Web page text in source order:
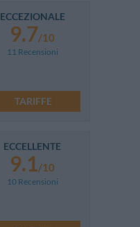
ECCEZIONALE
9.7/10
11 Recensioni
TARIFFE
ECCELLENTE
9.1/10
10 Recensioni